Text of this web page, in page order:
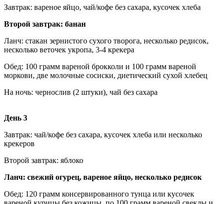
Завтрак: вареное яйцо, чай/кофе без сахара, кусочек хлеба
Второй завтрак: банан
Ланч: стакан зернистого сухого творога, несколько редисок,
несколько веточек укропа, 3-4 крекера
Обед: 100 грамм вареной брокколи и 100 грамм вареной
моркови, две молочные сосиски, диетический сухой хлебец
На ночь: чернослив (2 штуки), чай без сахара
День 3
Завтрак: чай/кофе без сахара, кусочек хлеба или несколько
крекеров
Второй завтрак: яблоко
Ланч: свежий огурец, вареное яйцо, несколько редисок
Обед: 120 грамм консервированного тунца или кусочек